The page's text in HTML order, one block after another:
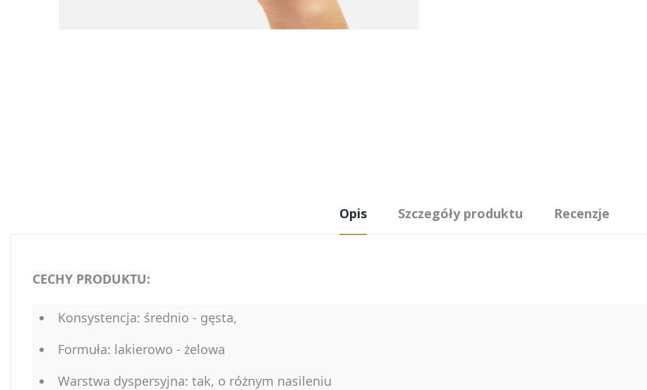
Opis Szczegóły produktu Recenzje
CECHY PRODUKTU:
Konsystencja: średnio - gęsta,
Formuła: lakierowo - żelowa
Warstwa dyspersyjna: tak, o różnym nasileniu